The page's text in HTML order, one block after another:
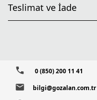
Teslimat ve İade
0 (850) 200 11 41
bilgi@gozalan.com.tr